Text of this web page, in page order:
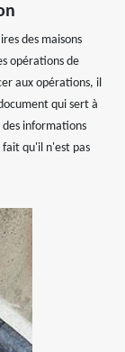
des maisons
opérations de
aux opérations, il
qui sert à
informations
qu'il n'est pas